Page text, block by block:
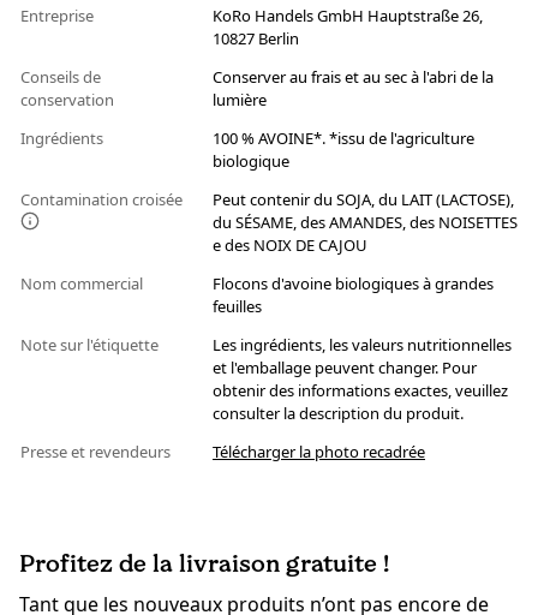
Entreprise
KoRo Handels GmbH Hauptstraße 26,
10827 Berlin
Conseils de
conservation
Conserver au frais et au sec à l'abri de la
lumière
Ingrédients
100 % AVOINE*. *issu de l'agriculture
biologique
Contamination croisée
Peut contenir du SOJA, du LAIT (LACTOSE),
du SÉSAME, des AMANDES, des NOISETTES
e des NOIX DE CAJOU
Nom commercial
Flocons d'avoine biologiques à grandes
feuilles
Note sur l'étiquette
Les ingrédients, les valeurs nutritionnelles
et l'emballage peuvent changer. Pour
obtenir des informations exactes, veuillez
consulter la description du produit.
Presse et revendeurs
Télécharger la photo recadrée
Profitez de la livraison gratuite !
Tant que les nouveaux produits n’ont pas encore de